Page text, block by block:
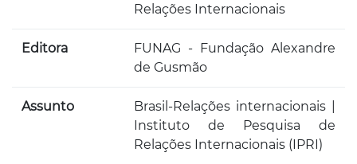
Relações Internacionais
Editora
FUNAG - Fundação Alexandre
de Gusmão
Assunto
Brasil-Relações internacionais |
Instituto de Pesquisa de
Relações Internacionais (IPRI)